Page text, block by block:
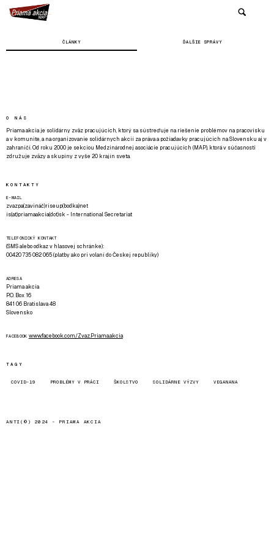
ČLÁNKY ĎALŠIE SPRÁVY
O NÁS
Priama akcia je solidárny zväz pracujúcich, ktorý sa sústreďuje na riešenie problémov na pracovisku
a v komunite, a na organizovanie solidárnych akcií za práva a požiadavky pracujúcich na Slovensku aj v
zahraničí. Od roku 2000 je sekciou Medzinárodnej asociácie pracujúcich (MAP), ktorá v súčasnosti
združuje zväzy a skupiny z vyše 20 krajín sveta.
KONTAKTY
E-MAIL
zvazpa(zavináč)riseup(bodka)net
is(at)priamaakcia(dot)sk - International Secretariat
TELEFONICKÝ KONTAKT
(SMS alebo odkaz v hlasovej schránke):
00420 735 082 065 (platby ako pri volaní do Českej republiky)
ADRESA
Priama akcia
P.O. Box 16
841 06 Bratislava 48
Slovensko
FACEBOOK www.facebook.com/Zvaz.Priama.akcia
TAGY
COVID-19 PROBLÉMY V PRÁCI ŠKOLSTVO SOLIDÁRNE VÝZVY VEGANANA
ANTI(©) 2024 - PRIAMA AKCIA